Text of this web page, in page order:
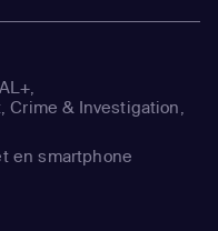
Crime & Investigation,
en smartphone